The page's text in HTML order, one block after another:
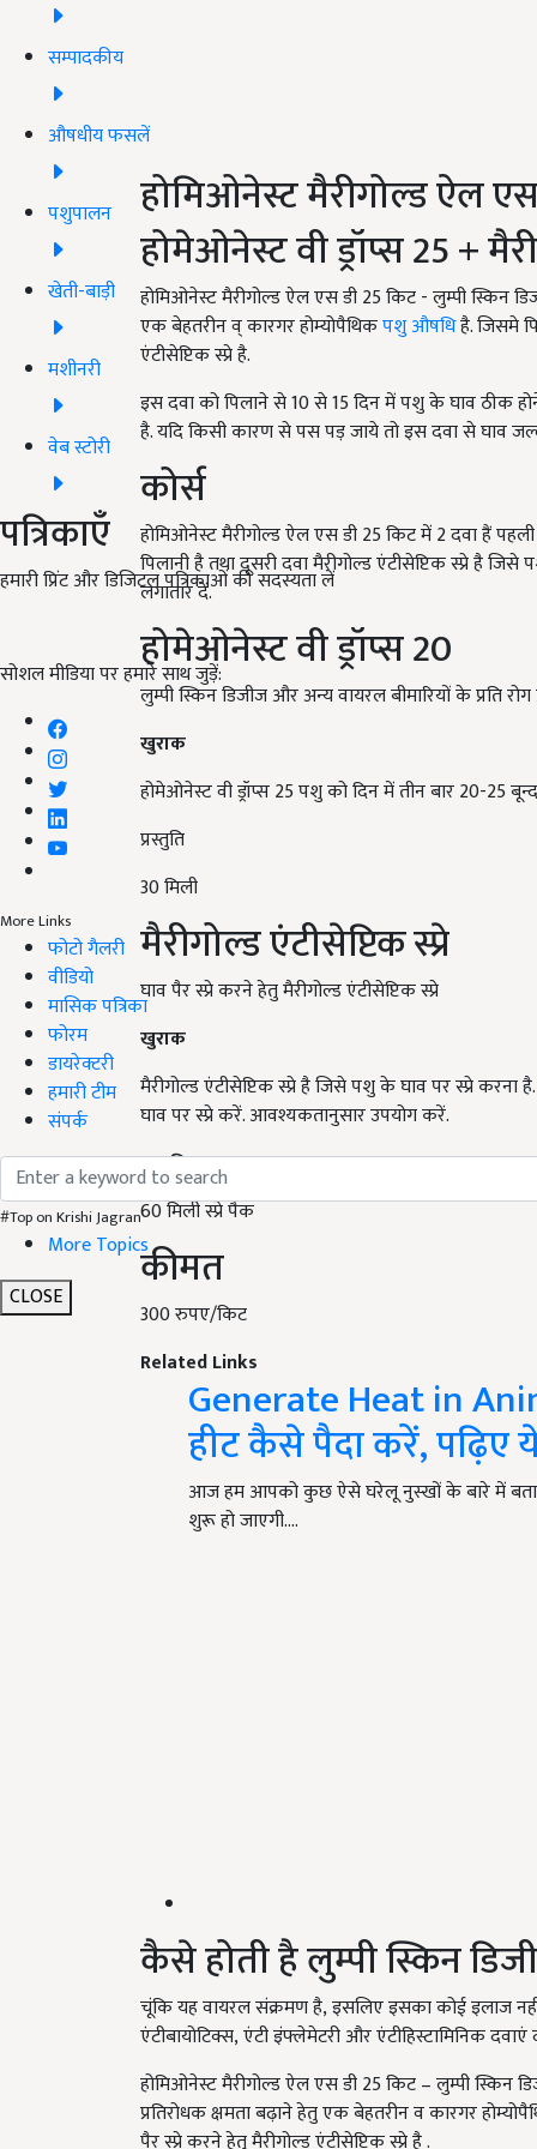
सम्पादकीय
औषधीय फसलें
पशुपालन
खेती-बाड़ी
मशीनरी
वेब स्टोरी
पत्रिकाएँ
हमारी प्रिंट और डिजिटल पत्रिकाओं की सदस्यता लें
सोशल मीडिया पर हमारे साथ जुड़ें:
More Links
फोटो गैलरी
वीडियो
मासिक पत्रिका
फोरम
डायरेक्टरी
हमारी टीम
संपर्क
#Top on Krishi Jagran
More Topics
CLOSE
होमिओनेस्ट मैरीगोल्ड ऐल
होमेओनेस्ट वी ड्रॉप्स25 +
होमिओनेस्ट मैरीगोल्ड ऐल एस डी25किट - लुम्पी स्किन
एक बेहतरीन व् कारगर होम्योपैथिकपशु औषधिहै. जिसमे
एंटीसेप्टिक स्प्रे है.
इस दवा को पिलाने से10से15दिन में पशु के घाव ठीक
है. यदि किसी कारण से पस पड़ जाये तो इस दवा से घाव
कोर्स
होमिओनेस्ट मैरीगोल्ड ऐल एस डी25किट में2दवा हैं
पिलानी है तथा दूसरी दवा मैरीगोल्ड एंटीसेप्टिक स्प्रे है
लगातार दें.
होमेओनेस्ट वी ड्रॉप्स20
लुम्पी स्किन डिजीज और अन्य वायरल बीमारियों के प्रति रोग
खुराक
होमेओनेस्ट वी ड्रॉप्स25पशु को दिन में तीन बार20-25
प्रस्तुति
30मिली
मैरीगोल्ड एंटीसेप्टिक स्प्रे
घाव पैर स्प्रे करने हेतु मैरीगोल्ड एंटीसेप्टिक स्प्रे
खुराक
मैरीगोल्ड एंटीसेप्टिक स्प्रे है जिसे पशु के घाव पर स्प्रे
घाव पर स्प्रे करें. आवश्यकतानुसार उपयोग करें.
प्रस्तुति
60मिली स्प्रे पैक
कीमत
300रुपए/किट
Related Links
Generate Heat in
हीट कैसे पैदा करें, पढ़िए
आज हम आपको कुछ ऐसे घरेलू नुस्खों के बारे में बताने
शुरू हो जाएगी.…
कैसे होती है लुम्पी स्किन
चूंकि यह वायरल संक्रमण है,इसलिए इसका कोई इलाज
एंटीबायोटिक्स,एंटी इंफ्लेमेटरी और एंटीहिस्टामिनिक दवाएं
होमिओनेस्ट मैरीगोल्ड ऐल एस डी25किट – लुम्पी स्किन
प्रतिरोधक क्षमता बढ़ाने हेतु एक बेहतरीन व कारगर